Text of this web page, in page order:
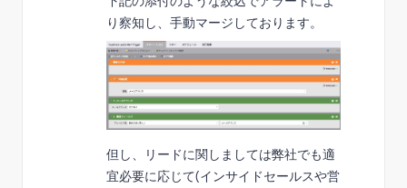
り察知し、手動マージしております。
但し、リードに関しましては弊社でも適
宜必要に応じて(インサイドセールスや営